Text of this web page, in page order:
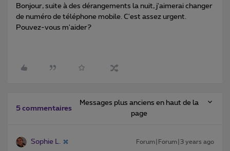
Bonjour, suite à des dérangements la nuit, j'aimerai changer
de numéro de téléphone mobile. C'est assez urgent.
Pouvez-vous m'aider?
5 commentaires
Messages plus anciens en haut de la
page
Sophie L. Forum|Forum|3 years ago